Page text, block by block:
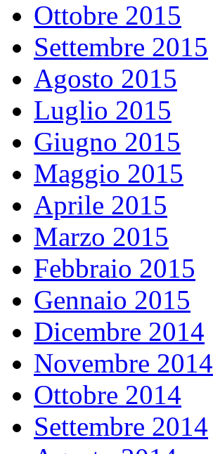
Ottobre 2015
Settembre 2015
Agosto 2015
Luglio 2015
Giugno 2015
Maggio 2015
Aprile 2015
Marzo 2015
Febbraio 2015
Gennaio 2015
Dicembre 2014
Novembre 2014
Ottobre 2014
Settembre 2014